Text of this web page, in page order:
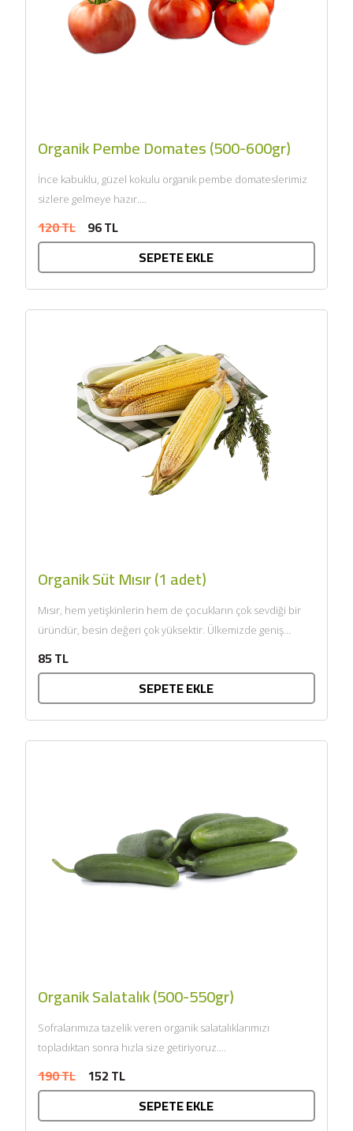
Organik Pembe Domates (500-600gr)
İnce kabuklu, güzel kokulu organik pembe domateslerimiz
sizlere gelmeye hazır....
120 TL 96 TL
SEPETE EKLE
Organik Süt Mısır (1 adet)
Mısır, hem yetişkinlerin hem de çocukların çok sevdiği bir
üründür, besin değeri çok yüksektir. Ülkemizde geniş
85 TL
SEPETE EKLE
Organik Salatalık (500-550gr)
Sofralarımıza tazelik veren organik salatalıklarımızı
topladıktan sonra hızla size getiriyoruz....
190 TL 152 TL
SEPETE EKLE